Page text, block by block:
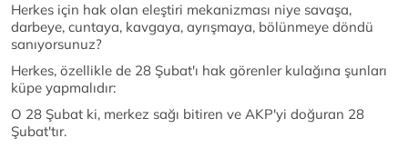
Herkes için hak olan eleştiri mekanizması niye savaşa,
darbeye, cuntaya, kavgaya, ayrışmaya, bölünmeye döndü
sanıyorsunuz?
Herkes, özellikle de 28 Şubat'ı hak görenler kulağına şunları
küpe yapmalıdır:
O 28 Şubat ki, merkez sağı bitiren ve AKP'yi doğuran 28
Şubat'tır.